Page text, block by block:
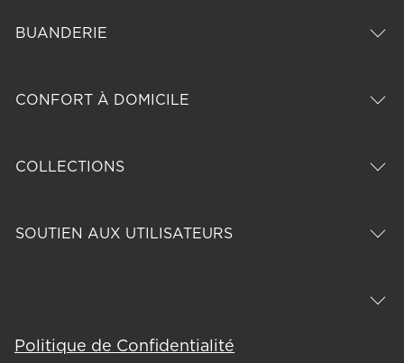
BUANDERIE
CONFORT À DOMICILE
COLLECTIONS
SOUTIEN AUX UTILISATEURS
Politique de Confidentialité